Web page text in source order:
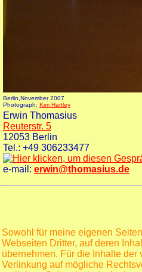
Berlin,November 2007
Photograph: Kim Hartley
Erwin Thomasius
Reuterstr. 5
12053 Berlin
Tel.: +49 306233477
e-mail: erwin@thomasius.de
Sowohl für meine eigenen
Webseiten Dritter, auf deren
übernehmen. Für die Inhalte
Verlinkung auf mögliche